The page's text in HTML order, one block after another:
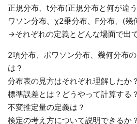
正規分布、t分布(正規分布と何が違
ワソン分布、χ2乗分布、F分布、(幾
→それぞれの定義とどんな場面で出
2項分布、ポワソン分布、幾何分布
は？
分布表の見方はそれぞれ理解したか？
標準誤差とは？どうやって計算する？
不変推定量の定義は？
検定の考え方について説明できるか？